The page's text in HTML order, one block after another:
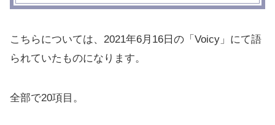
こちらについては、2021年6月16日の「Voicy」にて語
られていたものになります。
全部で20項目。